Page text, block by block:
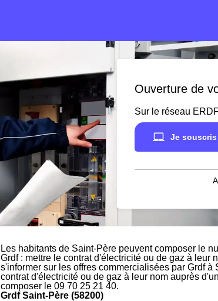
Ouverture de
Sur le réseau
Je
Les habitants de Saint-Père peuvent composer le
Grdf : mettre le contrat d'électricité ou de gaz à leur
s'informer sur les offres commercialisées par Grdf
contrat d'électricité ou de gaz à leur nom auprès
composer le 09 70 25 21 40.
Grdf Saint-Père (58200)